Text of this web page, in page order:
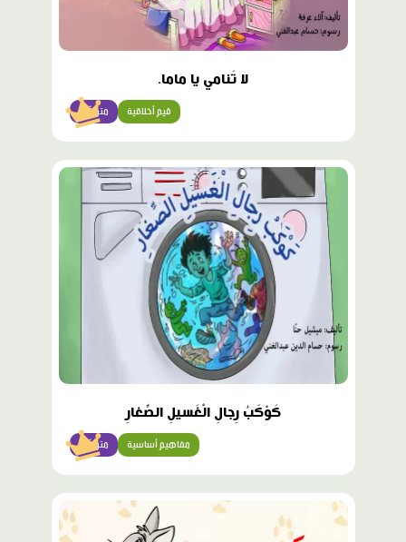
لا تَنامي يا ماما.
متوسّط قيم أخلاقية
محتوى
مميّز
كَوْكَبُ رِجالِ الْغَسيلِ الصِّغارِ
متوسّط مفاهيم أساسية
محتوى
مميّز